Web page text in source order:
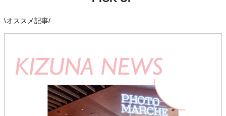
\オススメ記事/